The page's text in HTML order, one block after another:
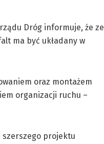
Dróg informuje, że ze
ma być układany w
oraz montażem
organizacji ruchu –
szerszego projektu